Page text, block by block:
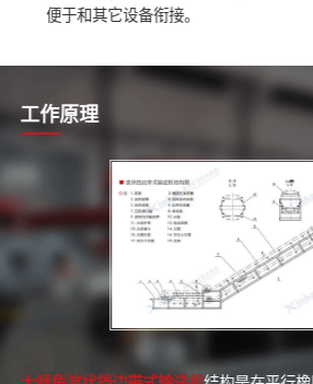
便于和其它设备衔接。
工作原理